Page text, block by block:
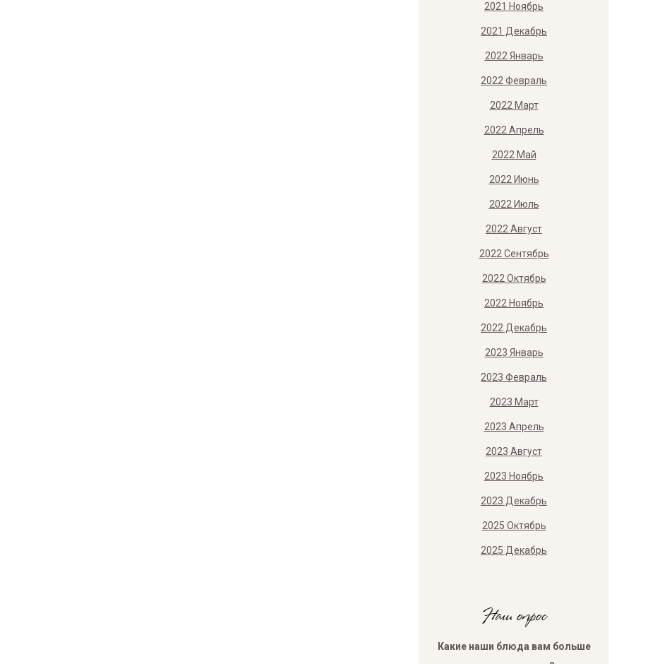
2021 Ноябрь
2021 Декабрь
2022 Январь
2022 Февраль
2022 Март
2022 Апрель
2022 Май
2022 Июнь
2022 Июль
2022 Август
2022 Сентябрь
2022 Октябрь
2022 Ноябрь
2022 Декабрь
2023 Январь
2023 Февраль
2023 Март
2023 Апрель
2023 Август
2023 Ноябрь
2023 Декабрь
2025 Октябрь
2025 Декабрь
Наш опрос
Какие наши блюда вам больше